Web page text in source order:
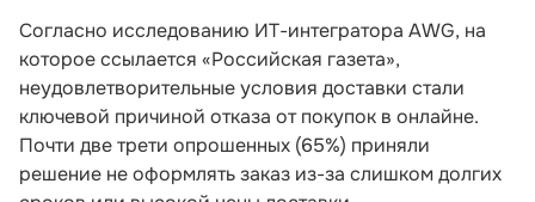
Согласно исследованию ИТ-интегратора AWG, на
которое ссылается «Российская газета»,
неудовлетворительные условия доставки стали
ключевой причиной отказа от покупок в онлайне.
Почти две трети опрошенных (65%) приняли
решение не оформлять заказ из-за слишком долгих